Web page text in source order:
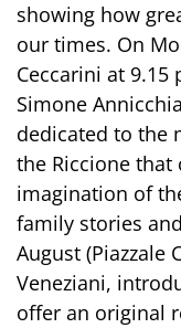
showing how
our times. On
Ceccarini at 9.15
Simone
dedicated to the
the Riccione
imagination of
family stories
August (Piazzale
Veneziani,
offer an original